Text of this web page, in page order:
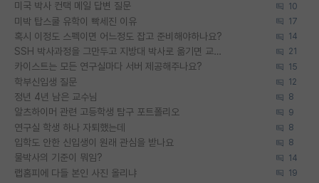
미국 박사 컨택 메일 답변 질문 10
미박 탑스쿨 유학이 빡세진 이유 17
혹시 이정도 스펙이면 어느정도 잡고 준비해야하나요? 14
SSH 박사과정을 그만두고 지방대 박사로 옮기면 교수의 꿈은 끝일까요? 21
카이스트는 모든 연구실마다 서버 제공해주나요? 15
학부신입생 질문 12
정년 4년 남은 교수님 8
알츠하이머 관련 고등학생 탐구 포트폴리오 9
연구실 학생 하나 자퇴했는데 8
입학도 안한 신입생이 원래 관심을 받나요 8
물박사의 기준이 뭐임? 14
랩홈피에 다들 본인 사진 올리냐 19